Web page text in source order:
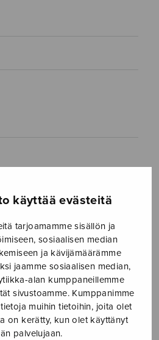
käyttää evästeitä
tarjoamamme sisällön ja
sosiaalisen median
ja kävijämäärämme
jaamme sosiaalisen median,
alan kumppaneillemme
sivustoamme. Kumppanimme
muihin tietoihin, joita olet
on kerätty, kun olet käyttänyt
palvelujaan.